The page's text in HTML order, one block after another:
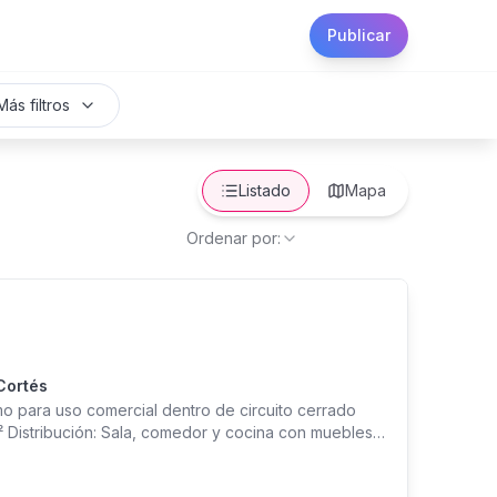
Publicar
filtros
Listado Mapa
Ordenar por:
para uso comercial dentro de circuito cerrado
Sala, comedor y cocina con muebles
techados Precio de venta: L. 2,400,000
visita: ¡Invierte en una excelente ubicación en